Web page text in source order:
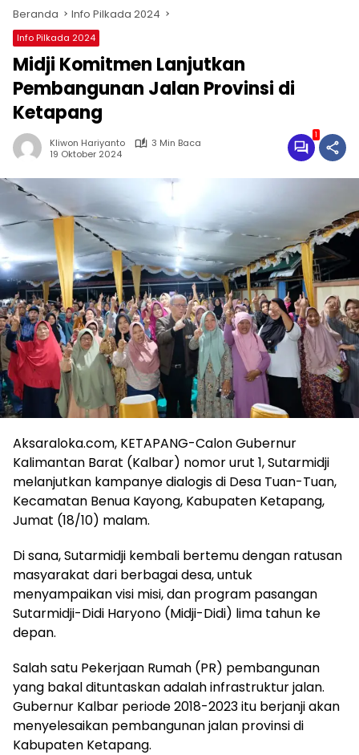
Beranda Info Pilkada 2024
Info Pilkada 2024
Midji Komitmen Lanjutkan
Pembangunan Jalan Provinsi di
Ketapang
Kliwon Hariyanto
3 Min Baca
19 Oktober 2024
1
Aksaraloka.com, KETAPANG-Calon Gubernur
Kalimantan Barat (Kalbar) nomor urut 1, Sutarmidji
melanjutkan kampanye dialogis di Desa Tuan-Tuan,
Kecamatan Benua Kayong, Kabupaten Ketapang,
Jumat (18/10) malam.
Di sana, Sutarmidji kembali bertemu dengan ratusan
masyarakat dari berbagai desa, untuk
menyampaikan visi misi, dan program pasangan
Sutarmidji-Didi Haryono (Midji-Didi) lima tahun ke
depan.
Salah satu Pekerjaan Rumah (PR) pembangunan
yang bakal dituntaskan adalah infrastruktur jalan.
Gubernur Kalbar periode 2018-2023 itu berjanji akan
menyelesaikan pembangunan jalan provinsi di
Kabupaten Ketapang.